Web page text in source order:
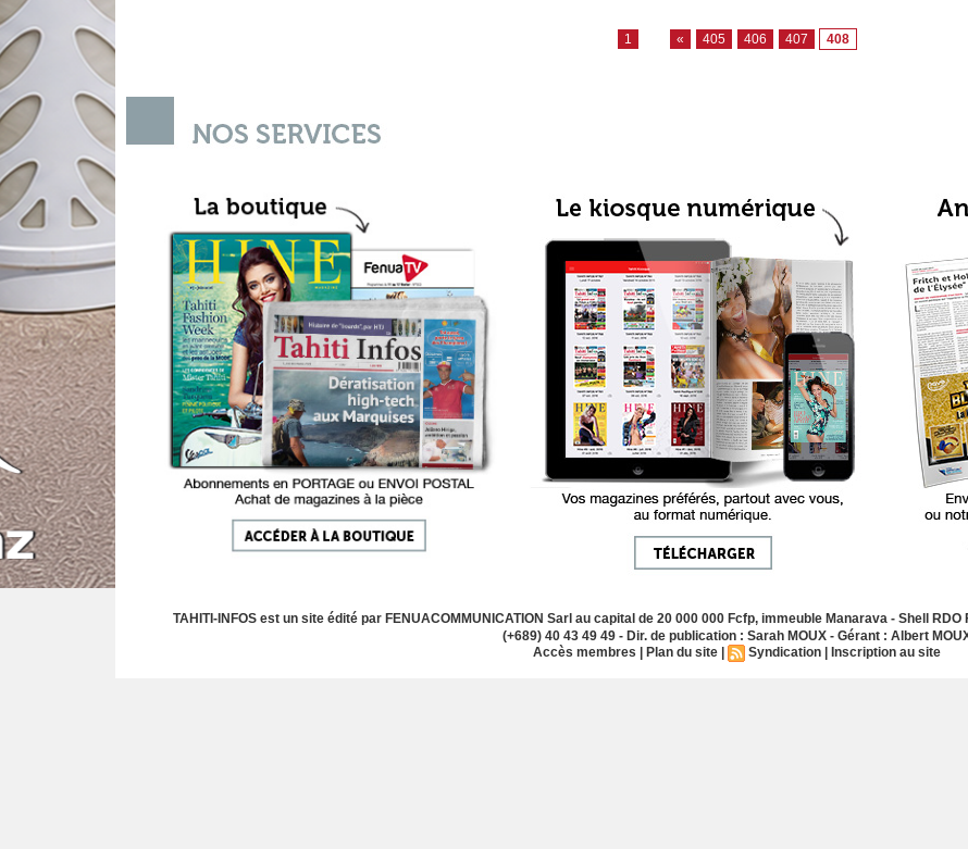
1 « 405 406 407 408
TAHITI-INFOS est un site édité par FENUACOMMUNICATION Sarl au capital de 20 000 000 Fcfp, immeuble Manarava - Shell
(+689) 40 43 49 49 - Dir. de publication : Sarah MOUX - Gérant : Albert
Accès membres
Plan du site Syndication Inscription au site